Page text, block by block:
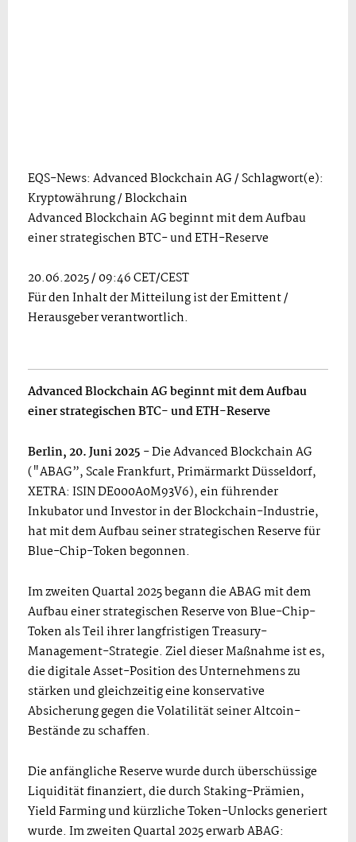
EQS-News: Advanced Blockchain AG / Schlagwort(e):
Kryptowährung / Blockchain
Advanced Blockchain AG beginnt mit dem Aufbau
einer strategischen BTC- und ETH-Reserve
20.06.2025 / 09:46 CET/CEST
Für den Inhalt der Mitteilung ist der Emittent /
Herausgeber verantwortlich.
Advanced Blockchain AG beginnt mit dem Aufbau
einer strategischen BTC- und ETH-Reserve
Berlin, 20. Juni 2025 - Die Advanced Blockchain AG
("ABAG”, Scale Frankfurt, Primärmarkt Düsseldorf,
XETRA: ISIN DE000A0M93V6), ein führender
Inkubator und Investor in der Blockchain-Industrie,
hat mit dem Aufbau seiner strategischen Reserve für
Blue-Chip-Token begonnen.
Im zweiten Quartal 2025 begann die ABAG mit dem
Aufbau einer strategischen Reserve von Blue-Chip-
Token als Teil ihrer langfristigen Treasury-
Management-Strategie. Ziel dieser Maßnahme ist es,
die digitale Asset-Position des Unternehmens zu
stärken und gleichzeitig eine konservative
Absicherung gegen die Volatilität seiner Altcoin-
Bestände zu schaffen.
Die anfängliche Reserve wurde durch überschüssige
Liquidität finanziert, die durch Staking-Prämien,
Yield Farming und kürzliche Token-Unlocks generiert
wurde. Im zweiten Quartal 2025 erwarb ABAG: